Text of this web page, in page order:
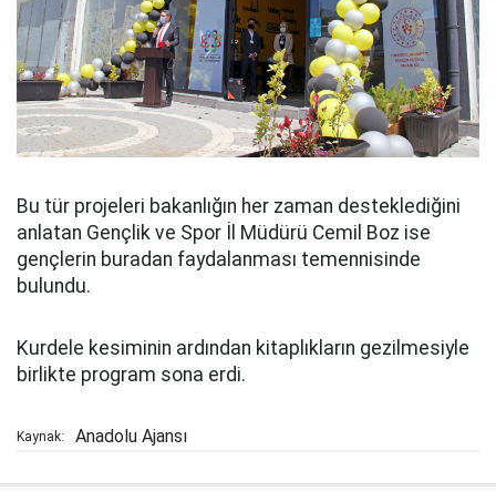
Bu tür projeleri bakanlığın her zaman desteklediğini
anlatan Gençlik ve Spor İl Müdürü Cemil Boz ise
gençlerin buradan faydalanması temennisinde
bulundu.
Kurdele kesiminin ardından kitaplıkların gezilmesiyle
birlikte program sona erdi.
Kaynak: Anadolu Ajansı